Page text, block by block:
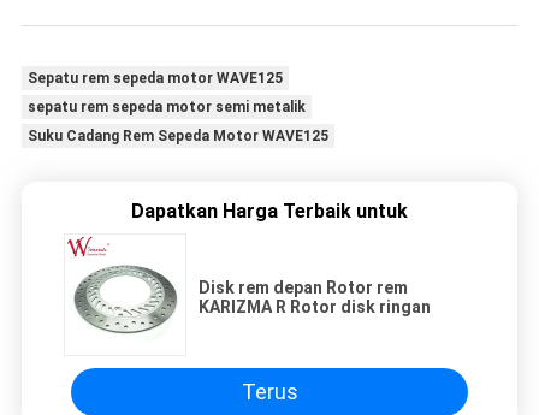
Sepatu rem sepeda motor WAVE125
sepatu rem sepeda motor semi metalik
Suku Cadang Rem Sepeda Motor WAVE125
Dapatkan Harga Terbaik untuk
Disk rem depan Rotor rem
KARIZMA R Rotor disk ringan
Terus